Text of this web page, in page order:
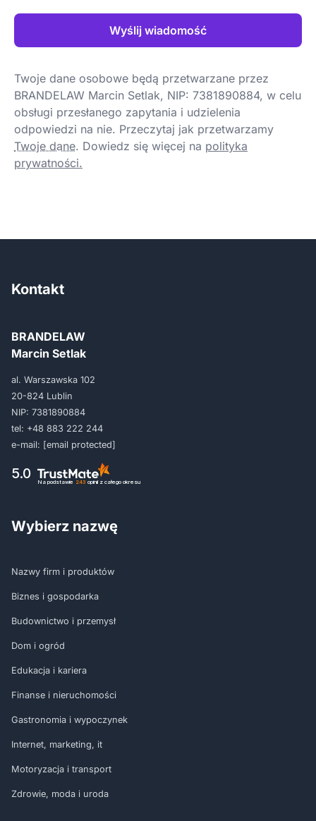
Wyślij wiadomość
Twoje dane osobowe będą przetwarzane przez
BRANDELAW Marcin Setlak, NIP: 7381890884, w celu
obsługi przesłanego zapytania i udzielenia
odpowiedzi na nie. Przeczytaj jak przetwarzamy
Twoje dane. Dowiedz się więcej na polityka
prywatności.
Kontakt
BRANDELAW
Marcin Setlak
al. Warszawska 102
20-824 Lublin
NIP: 7381890884
tel: +48 883 222 244
e-mail: [email protected]
5.0
Na podstawie 243 opinii z całego okresu
Wybierz nazwę
Nazwy firm i produktów
Biznes i gospodarka
Budownictwo i przemysł
Dom i ogród
Edukacja i kariera
Finanse i nieruchomości
Gastronomia i wypoczynek
Internet, marketing, it
Motoryzacja i transport
Zdrowie, moda i uroda